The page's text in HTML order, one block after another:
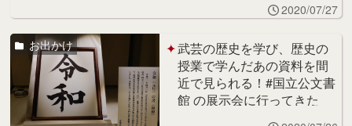
2020/07/27
武芸の歴史を学び、歴史の
授業で学んだあの資料を間
近で見られる！#国立公文書
館 の展示会に行ってきた
お出かけ